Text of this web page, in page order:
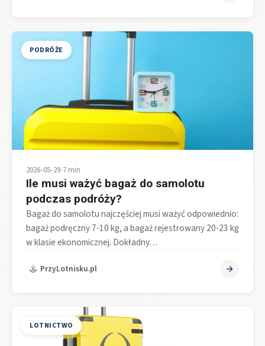
PODRÓŻE
2026-05-29•7 min
Ile musi ważyć bagaż do samolotu
podczas podróży?
Bagaż do samolotu najczęściej musi ważyć odpowiednio:
bagaż podręczny 7-10 kg, a bagaż rejestrowany 20-23 kg
w klasie ekonomicznej. Dokładny…
PrzyLotnisku.pl
LOTNICTWO